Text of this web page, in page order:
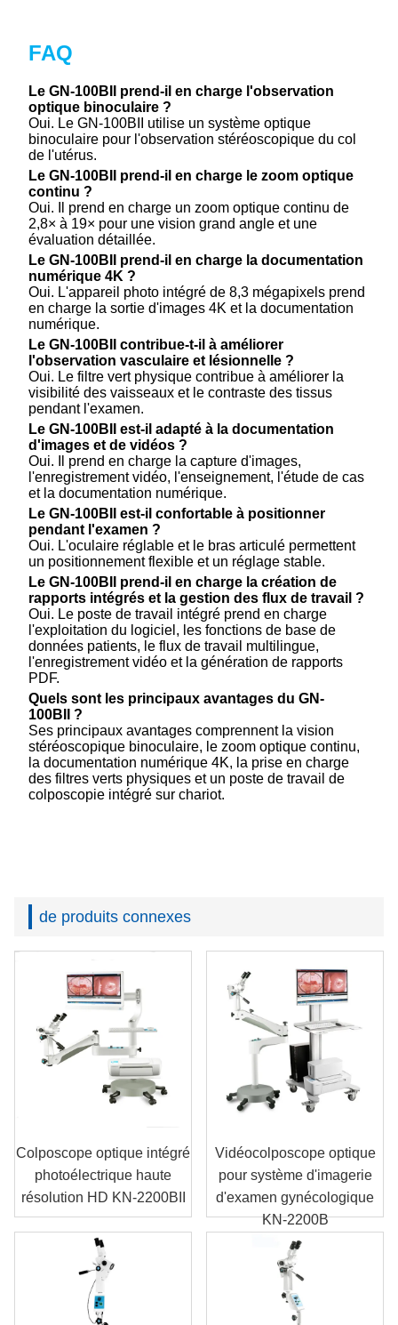
FAQ
Le GN-100BII prend-il en charge l'observation
optique binoculaire ?
Oui. Le GN-100BII utilise un système optique
binoculaire pour l'observation stéréoscopique du col
de l'utérus.
Le GN-100BII prend-il en charge le zoom optique
continu ?
Oui. Il prend en charge un zoom optique continu de
2,8× à 19× pour une vision grand angle et une
évaluation détaillée.
Le GN-100BII prend-il en charge la documentation
numérique 4K ?
Oui. L'appareil photo intégré de 8,3 mégapixels prend
en charge la sortie d'images 4K et la documentation
numérique.
Le GN-100BII contribue-t-il à améliorer
l'observation vasculaire et lésionnelle ?
Oui. Le filtre vert physique contribue à améliorer la
visibilité des vaisseaux et le contraste des tissus
pendant l'examen.
Le GN-100BII est-il adapté à la documentation
d'images et de vidéos ?
Oui. Il prend en charge la capture d'images,
l'enregistrement vidéo, l'enseignement, l'étude de cas
et la documentation numérique.
Le GN-100BII est-il confortable à positionner
pendant l'examen ?
Oui. L'oculaire réglable et le bras articulé permettent
un positionnement flexible et un réglage stable.
Le GN-100BII prend-il en charge la création de
rapports intégrés et la gestion des flux de travail ?
Oui. Le poste de travail intégré prend en charge
l'exploitation du logiciel, les fonctions de base de
données patients, le flux de travail multilingue,
l'enregistrement vidéo et la génération de rapports
PDF.
Quels sont les principaux avantages du GN-
100BII ?
Ses principaux avantages comprennent la vision
stéréoscopique binoculaire, le zoom optique continu,
la documentation numérique 4K, la prise en charge
des filtres verts physiques et un poste de travail de
colposcopie intégré sur chariot.
de produits connexes
Colposcope optique intégré
photoélectrique haute
résolution HD KN-2200BII
Vidéocolposcope optique
pour système d'imagerie
d'examen gynécologique
KN-2200B